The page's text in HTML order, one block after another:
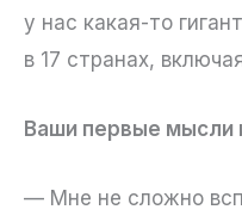
у нас какая-то
в 17 странах,
Ваши первые мысли
— Мне не сложно